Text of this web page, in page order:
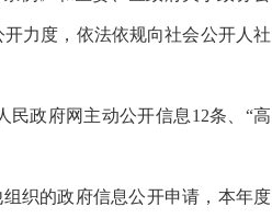
力度，依法依规向社会公开人社
民政府网主动公开信息 12条、“高
织的政府信息公开申请，本年度